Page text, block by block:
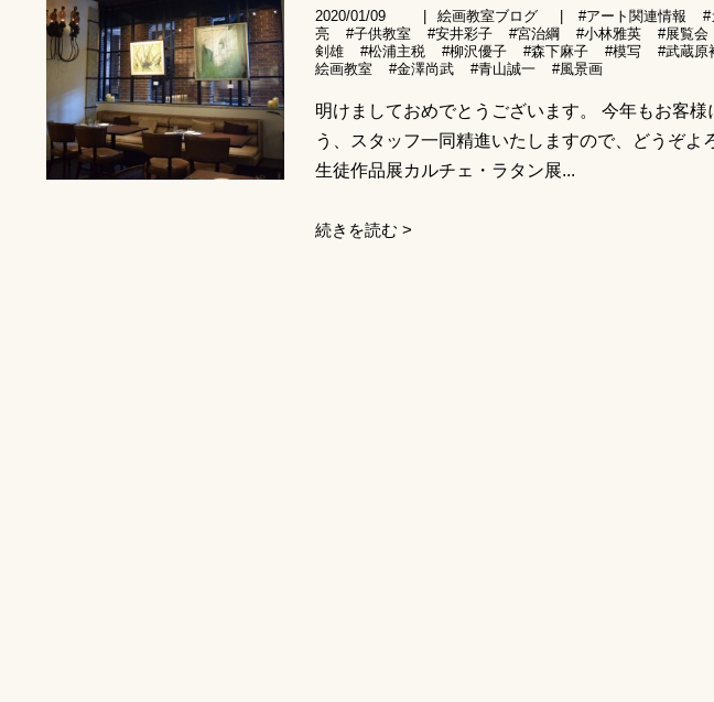
2020/01/09 絵画教室ブログ #アート関連情報 #
亮
#子供教室 #安井彩子 #宮治綱 #小林雅英 #展覧会
剣雄
#松浦主税 #柳沢優子 #森下麻子 #模写 #武蔵原
絵画教室
#金澤尚武 #青山誠一 #風景画
明けましておめでとうございます。 今年もお客
う、スタッフ一同精進いたしますので、どうぞ
生徒作品展カルチェ・ラタン展...
続きを読む >